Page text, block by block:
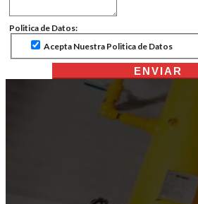
Politica de Datos:
Acepta Nuestra Politica de Datos
ENVIAR